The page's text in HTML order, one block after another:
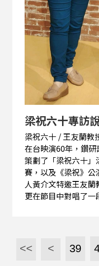
梁祝六十專訪
梁祝六十 / 王友蘭教授 今年是黃梅調電影《梁
在台映演60年，鑽研
策劃了「梁祝六十」
賽，以及《梁祝》公演。 Voice to the
人黃介文特邀王友
更在節目中對唱了一段「訪
/ 中國文藝協會文藝
文建會兩座廣播文
<< < 39